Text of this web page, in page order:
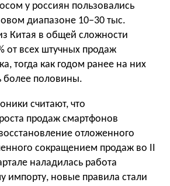
у россиян пользовались
диапазоне 10−30 тыс.
Китая в общей сложности
от всех штучных продаж
тогда как годом ранее на них
более половины.
считают, что
продаж смартфонов
отложенного
сокращением продаж во II
наладилась работа
импорту, новые правила стали